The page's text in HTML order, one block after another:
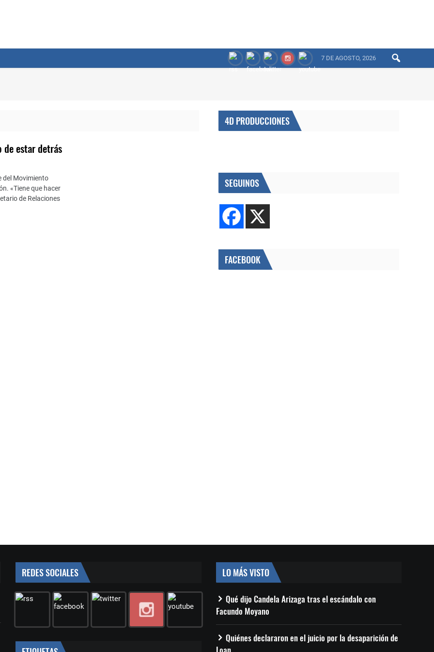
7 DE AGOSTO, 2026
de estar detrás
del Movimiento
«Tiene que hacer
de Relaciones
4D PRODUCCIONES
SEGUINOS
FACEBOOK
REDES SOCIALES LO MÁS VISTO
Qué dijo Candela Arizaga tras el escándalo con
Facundo Moyano
Quiénes declararon en el juicio por la desaparición de